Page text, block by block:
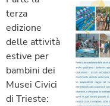
terza
edizione
delle attività
estive per
bambini dei
Musei Civici
di Trieste: